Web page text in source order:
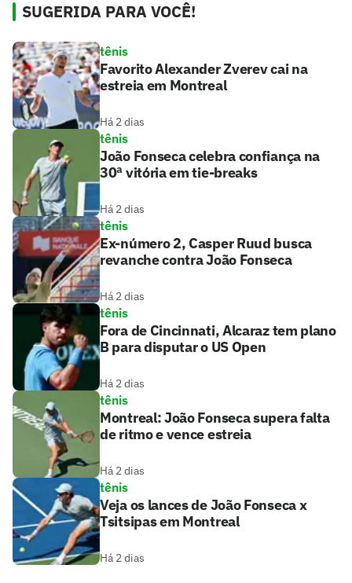
SUGERIDA PARA VOCÊ!
tênis
Favorito Alexander Zverev cai na
estreia em Montreal
Há 2 dias
tênis
João Fonseca celebra confiança na
30ª vitória em tie-breaks
Há 2 dias
tênis
Ex-número 2, Casper Ruud busca
revanche contra João Fonseca
Há 2 dias
tênis
Fora de Cincinnati, Alcaraz tem plano
B para disputar o US Open
Há 2 dias
tênis
Montreal: João Fonseca supera falta
de ritmo e vence estreia
Há 2 dias
tênis
Veja os lances de João Fonseca x
Tsitsipas em Montreal
Há 2 dias